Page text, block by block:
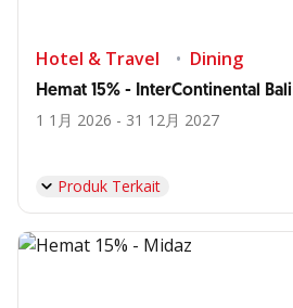
Hotel & Travel Dining
Hemat 15% - InterContinental Bali
1 1月 2026 - 31 12月 2027
Produk Terkait